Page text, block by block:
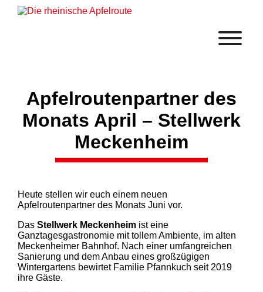
Apfelroutenpartner des
Monats April – Stellwerk
Meckenheim
Heute stellen wir euch einem neuen
Apfelroutenpartner des Monats Juni vor.
Das Stellwerk Meckenheim ist eine
Ganztagesgastronomie mit tollem Ambiente, im alten
Meckenheimer Bahnhof. Nach einer umfangreichen
Sanierung und dem Anbau eines großzügigen
Wintergartens bewirtet Familie Pfannkuch seit 2019
ihre Gäste.